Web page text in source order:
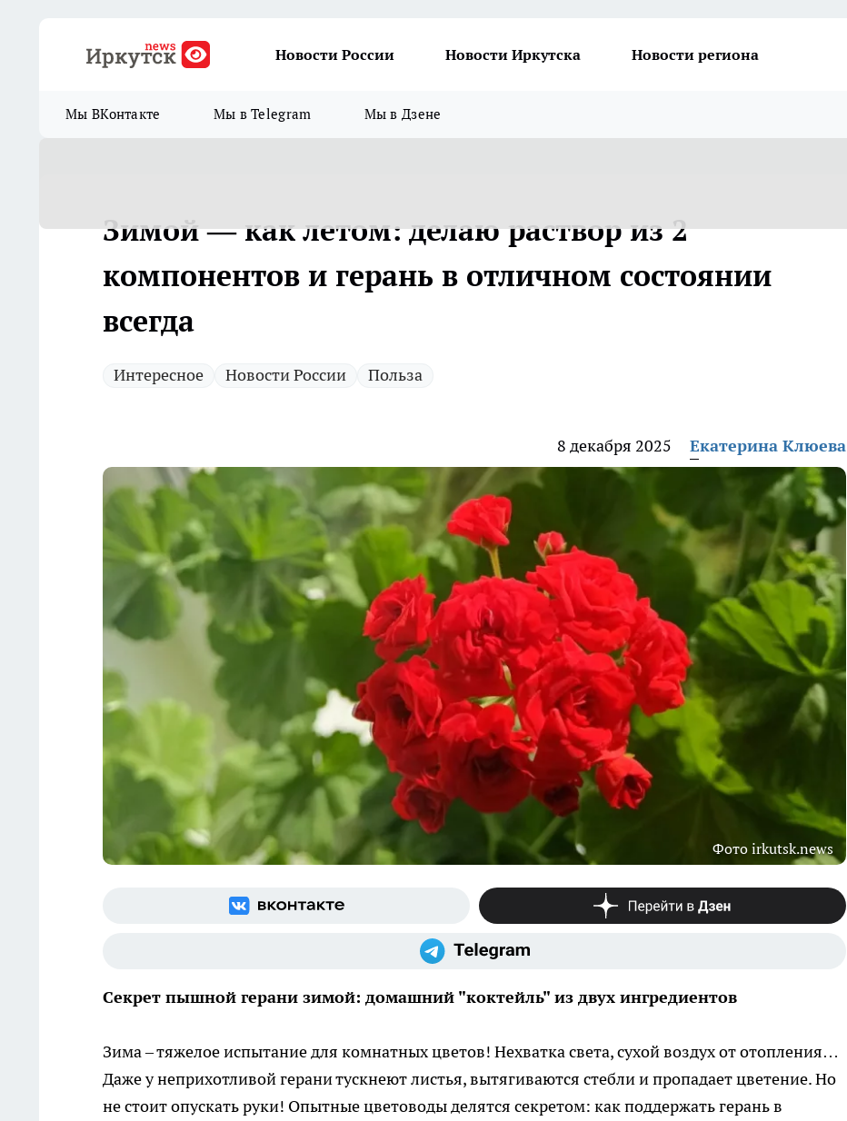
Новости России Новости Иркутска Новости региона
Мы ВКонтакте Мы в Telegram Мы в Дзене
Зимой — как летом: делаю раствор из 2
компонентов и герань в отличном состоянии
всегда
Интересное Новости России Польза
8 декабря 2025 Екатерина Клюева
Фото irkutsk.news
Секрет пышной герани зимой: домашний "коктейль" из двух ингредиентов
Зима – тяжелое испытание для комнатных цветов! Нехватка света, сухой воздух от отопления…
Даже у неприхотливой герани тускнеют листья, вытягиваются стебли и пропадает цветение. Но
не стоит опускать руки! Опытные цветоводы делятся секретом: как поддержать герань в